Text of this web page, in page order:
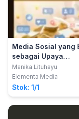
Media Sosial yang
sebagai Upaya
Pengembangan Diri
Manika Lituhayu
Elementa Media
Stok: 1/1